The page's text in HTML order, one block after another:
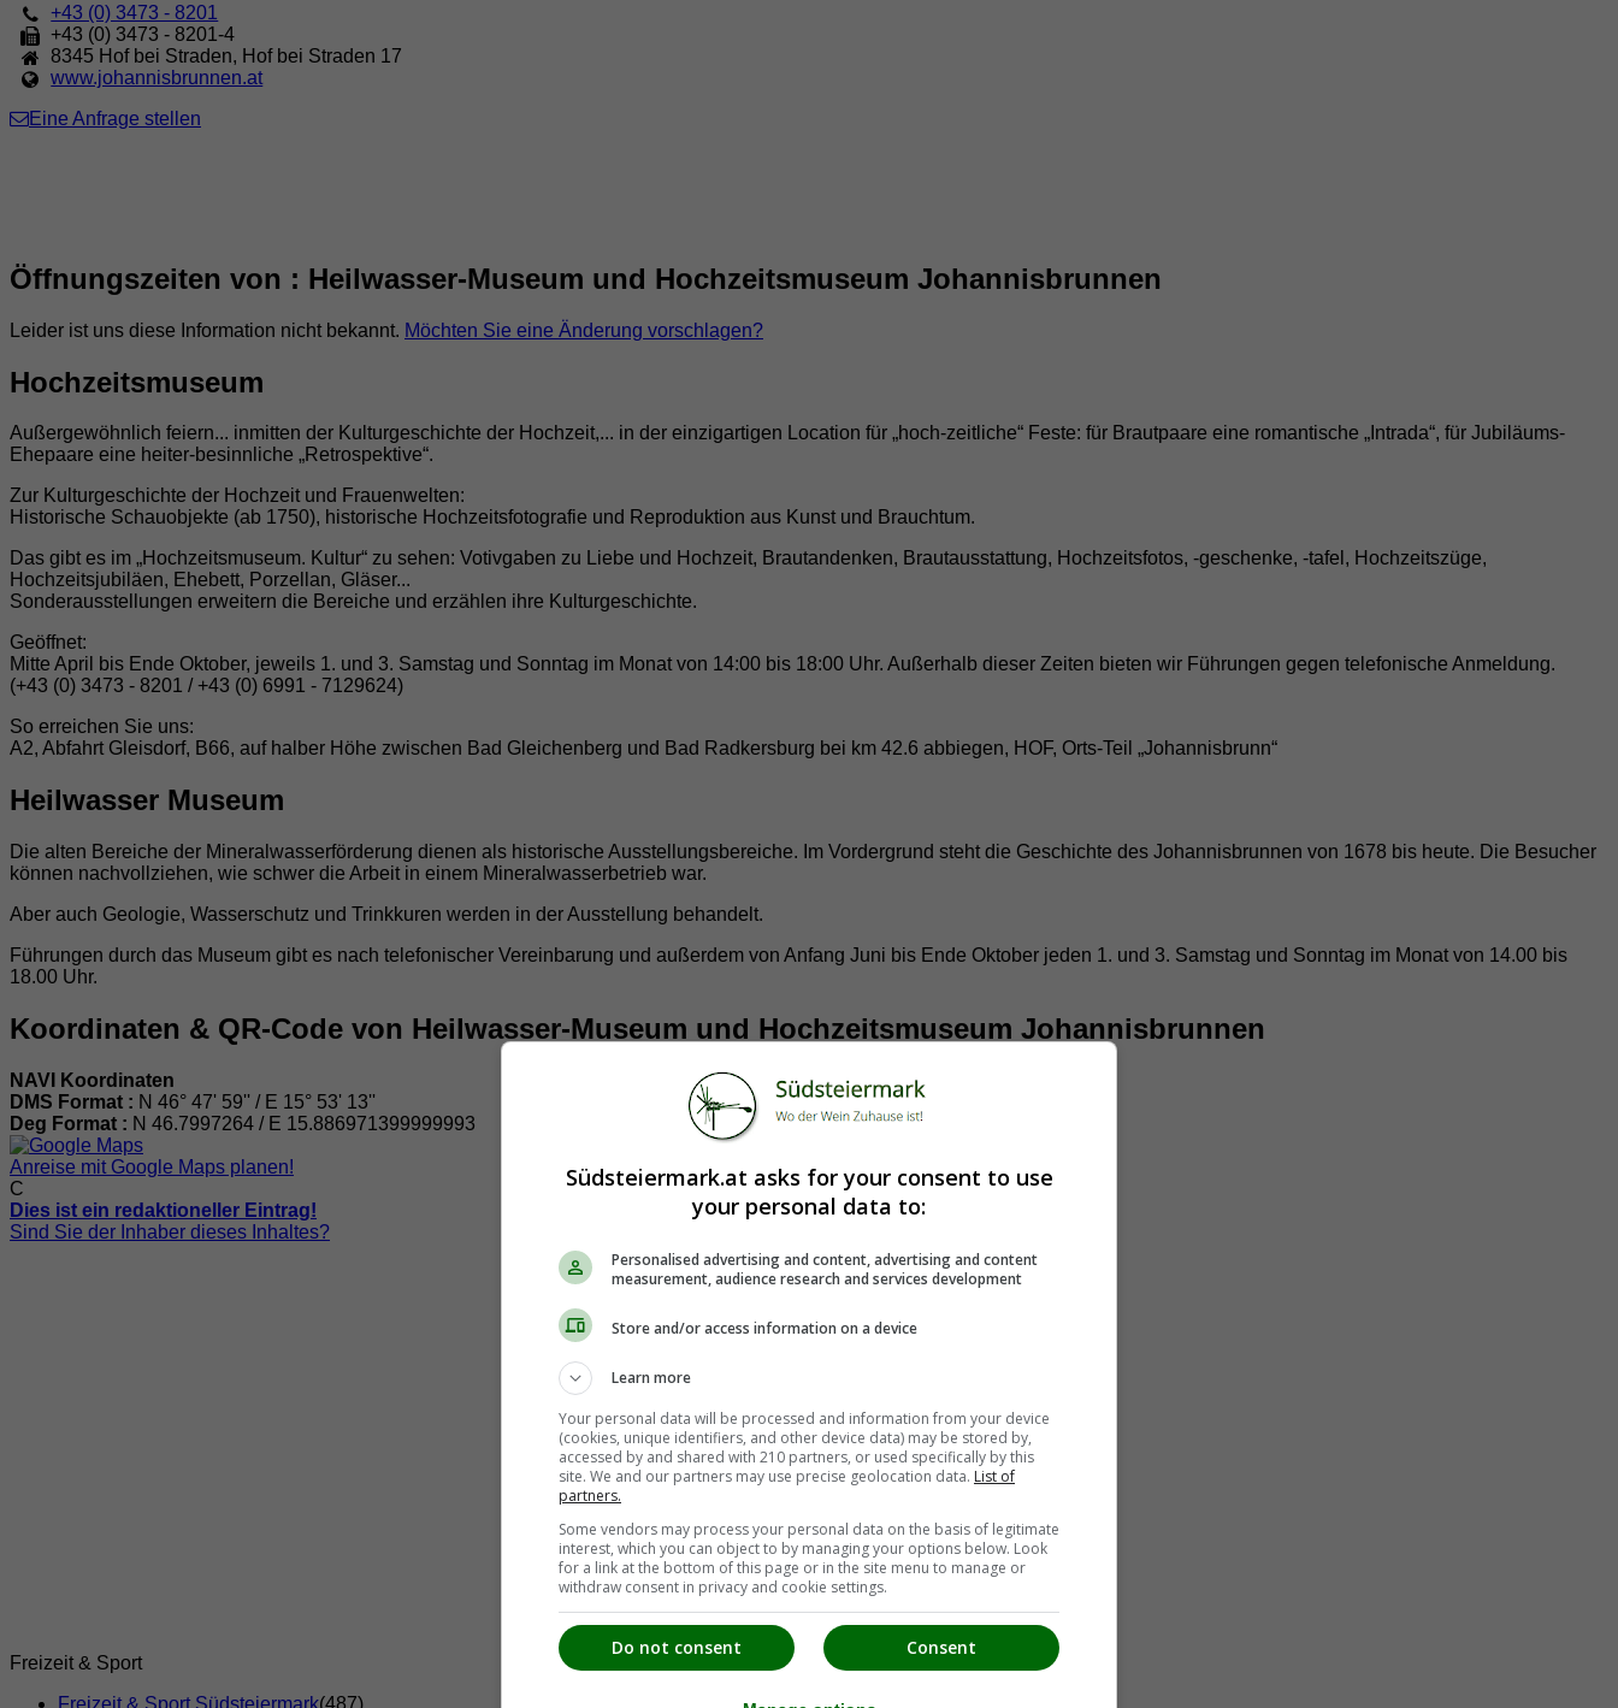
+43 (0) 3473 - 8201
+43 (0) 3473 - 8201-4
8345 Hof bei Straden, Hof bei Straden 17
www.johannisbrunnen.at
Eine Anfrage stellen
Öffnungszeiten von : Heilwasser-Museum und Hochzeitsmuseum Johannisbrunnen
Leider ist uns diese Information nicht bekannt. Möchten Sie eine Änderung vorschlagen?
Hochzeitsmuseum
Außergewöhnlich feiern... inmitten der Kulturgeschichte der Hochzeit,... in der einzigartigen Location für „hoch-zeitliche“ Feste: für Brautpaare eine romantische „Intrada“, für Jubiläums-
Ehepaare eine heiter-besinnliche „Retrospektive“.
Zur Kulturgeschichte der Hochzeit und Frauenwelten:
Historische Schauobjekte (ab 1750), historische Hochzeitsfotografie und Reproduktion aus Kunst und Brauchtum.
Das gibt es im „Hochzeitsmuseum. Kultur“ zu sehen: Votivgaben zu Liebe und Hochzeit, Brautandenken, Brautausstattung, Hochzeitsfotos, -geschenke, -tafel, Hochzeitszüge,
Hochzeitsjubiläen, Ehebett, Porzellan, Gläser...
Sonderausstellungen erweitern die Bereiche und erzählen ihre Kulturgeschichte.
Geöffnet:
Mitte April bis Ende Oktober, jeweils 1. und 3. Samstag und Sonntag im Monat von 14:00 bis 18:00 Uhr. Außerhalb dieser Zeiten bieten wir Führungen gegen telefonische Anmeldung.
(+43 (0) 3473 - 8201 / +43 (0) 6991 - 7129624)
So erreichen Sie uns:
A2, Abfahrt Gleisdorf, B66, auf halber Höhe zwischen Bad Gleichenberg und Bad Radkersburg bei km 42.6 abbiegen, HOF, Orts-Teil „Johannisbrunn“
Heilwasser Museum
Die alten Bereiche der Mineralwasserförderung dienen als historische Ausstellungsbereiche. Im Vordergrund steht die Geschichte des Johannisbrunnen von 1678 bis heute. Die Besucher
können nachvollziehen, wie schwer die Arbeit in einem Mineralwasserbetrieb war.
Aber auch Geologie, Wasserschutz und Trinkkuren werden in der Ausstellung behandelt.
Führungen durch das Museum gibt es nach telefonischer Vereinbarung und außerdem von Anfang Juni bis Ende Oktober jeden 1. und 3. Samstag und Sonntag im Monat von 14.00 bis
18.00 Uhr.
Koordinaten & QR-Code von Heilwasser-Museum und Hochzeitsmuseum Johannisbrunnen
NAVI Koordinaten
DMS Format : N 46° 47' 59'' / E 15° 53' 13''
Deg Format : N 46.7997264 / E 15.886971399999993
Anreise mit Google Maps planen!
C
Dies ist ein redaktioneller Eintrag!
Sind Sie der Inhaber dieses Inhaltes?
Freizeit & Sport
Freizeit & Sport Südsteiermark(487)
Südsteiermark.at asks for your consent to use
your personal data to:
Personalised advertising and content, advertising and content
measurement, audience research and services development
Store and/or access information on a device
Learn more
Your personal data will be processed and information from your device
(cookies, unique identifiers, and other device data) may be stored by,
accessed by and shared with 210 partners, or used specifically by this
site. We and our partners may use precise geolocation data. List of
partners.
Some vendors may process your personal data on the basis of legitimate
interest, which you can object to by managing your options below. Look
for a link at the bottom of this page or in the site menu to manage or
withdraw consent in privacy and cookie settings.
Consent
Do not consent